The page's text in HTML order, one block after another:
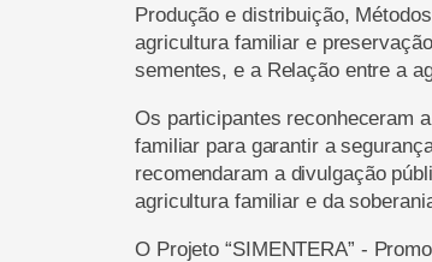
Produção e distribuição,
agricultura familiar e
sementes, e a Relação entre a
Os participantes reconheceram
familiar para garantir a
recomendaram a divulgação
agricultura familiar e da
O Projeto “SIMENTERA” -